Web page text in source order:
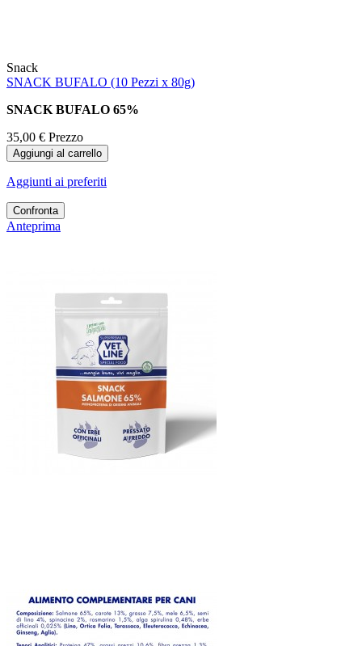
Snack
SNACK BUFALO (10 Pezzi x 80g)
SNACK BUFALO 65%
35,00 € Prezzo
Aggiungi al carrello
Aggiunti ai preferiti
Confronta
Anteprima